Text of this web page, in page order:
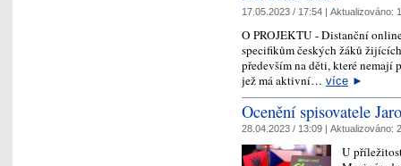
17.05.2023 / 17:54 | Aktualizováno:
O PROJEKTU - Distanční
specifikům českých žáků
především na děti, které
jež má aktivní… více ►
Ocenění spisovatele
28.04.2023 / 13:09 | Aktualizováno:
U